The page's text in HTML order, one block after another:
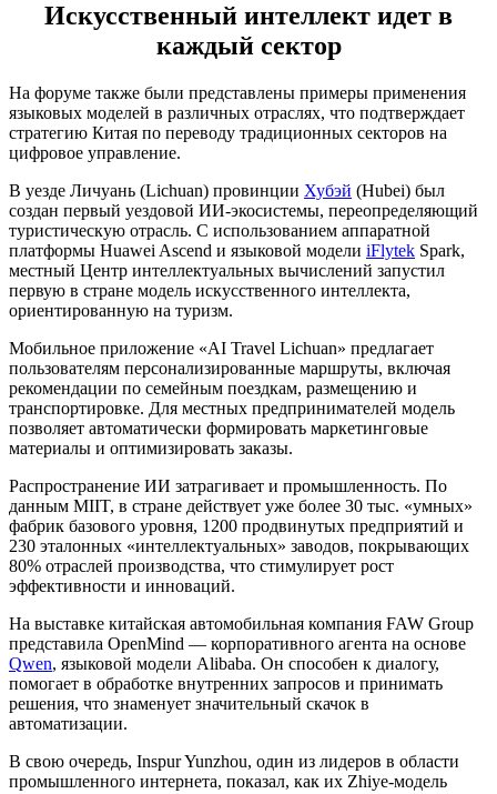
Искусственный интеллект идет в
каждый сектор
На форуме также были представлены примеры применения
языковых моделей в различных отраслях, что подтверждает
стратегию Китая по переводу традиционных секторов на
цифровое управление.
В уезде Личуань (Lichuan) провинции Хубэй (Hubei) был
создан первый уездовой ИИ-экосистемы, переопределяющий
туристическую отрасль. С использованием аппаратной
платформы Huawei Ascend и языковой модели iFlytek Spark,
местный Центр интеллектуальных вычислений запустил
первую в стране модель искусственного интеллекта,
ориентированную на туризм.
Мобильное приложение «AI Travel Lichuan» предлагает
пользователям персонализированные маршруты, включая
рекомендации по семейным поездкам, размещению и
транспортировке. Для местных предпринимателей модель
позволяет автоматически формировать маркетинговые
материалы и оптимизировать заказы.
Распространение ИИ затрагивает и промышленность. По
данным MIIT, в стране действует уже более 30 тыс. «умных»
фабрик базового уровня, 1200 продвинутых предприятий и
230 эталонных «интеллектуальных» заводов, покрывающих
80% отраслей производства, что стимулирует рост
эффективности и инноваций.
На выставке китайская автомобильная компания FAW Group
представила OpenMind — корпоративного агента на основе
Qwen, языковой модели Alibaba. Он способен к диалогу,
помогает в обработке внутренних запросов и принимать
решения, что знаменует значительный скачок в
автоматизации.
В свою очередь, Inspur Yunzhou, один из лидеров в области
промышленного интернета, показал, как их Zhiye-модель